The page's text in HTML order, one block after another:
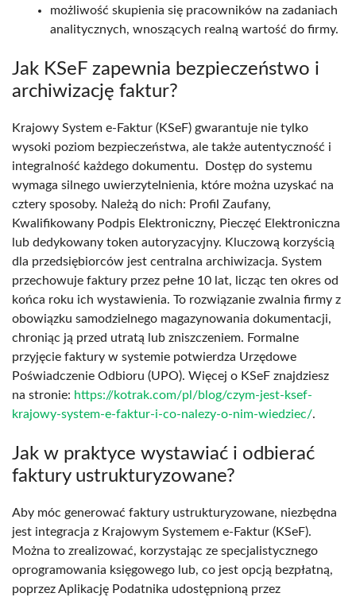
możliwość skupienia się pracowników na zadaniach
analitycznych, wnoszących realną wartość do firmy.
Jak KSeF zapewnia bezpieczeństwo i
archiwizację faktur?
Krajowy System e-Faktur (KSeF) gwarantuje nie tylko
wysoki poziom bezpieczeństwa, ale także autentyczność i
integralność każdego dokumentu. Dostęp do systemu
wymaga silnego uwierzytelnienia, które można uzyskać na
cztery sposoby. Należą do nich: Profil Zaufany,
Kwalifikowany Podpis Elektroniczny, Pieczęć Elektroniczna
lub dedykowany token autoryzacyjny. Kluczową korzyścią
dla przedsiębiorców jest centralna archiwizacja. System
przechowuje faktury przez pełne 10 lat, licząc ten okres od
końca roku ich wystawienia. To rozwiązanie zwalnia firmy z
obowiązku samodzielnego magazynowania dokumentacji,
chroniąc ją przed utratą lub zniszczeniem. Formalne
przyjęcie faktury w systemie potwierdza Urzędowe
Poświadczenie Odbioru (UPO). Więcej o KSeF znajdziesz
na stronie: https://kotrak.com/pl/blog/czym-jest-ksef-
krajowy-system-e-faktur-i-co-nalezy-o-nim-wiedziec/.
Jak w praktyce wystawiać i odbierać
faktury ustrukturyzowane?
Aby móc generować faktury ustrukturyzowane, niezbędna
jest integracja z Krajowym Systemem e-Faktur (KSeF).
Można to zrealizować, korzystając ze specjalistycznego
oprogramowania księgowego lub, co jest opcją bezpłatną,
poprzez Aplikację Podatnika udostępnioną przez